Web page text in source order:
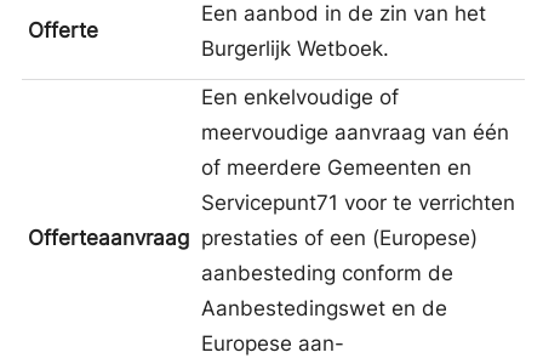
Offerte
Een aanbod in de zin van het
Burgerlijk Wetboek.
Offerteaanvraag
Een enkelvoudige of
meervoudige aanvraag van één
of meerdere Gemeenten en
Servicepunt71 voor te verrichten
prestaties of een (Europese)
aanbesteding conform de
Aanbestedingswet en de
Europese aan-